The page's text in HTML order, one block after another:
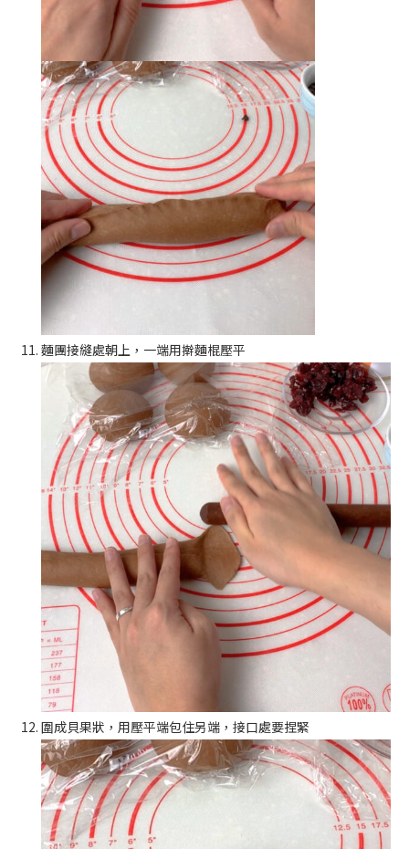
麵團接縫處朝上，一端用擀麵棍壓平
圍成貝果狀，用壓平端包住另端，接口處要捏緊